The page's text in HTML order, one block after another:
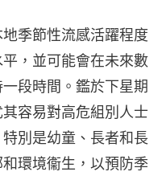
季節性流感活躍程度
，並可能會在未來數
段時間。鑑於下星期
容易對高危組別人士
別是幼童、長者和長
環境衞生，以預防季